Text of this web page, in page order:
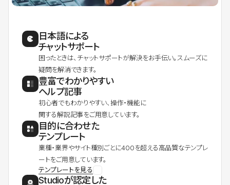
日本語による
チャットサポート
困ったときは、チャットサポートが解決をお手伝い。スムーズに
疑問を解消できます。
豊富でわかりやすい
ヘルプ記事
初心者でもわかりやすい、操作・機能に
関する解説記事をご用意しています。
目的に合わせた
テンプレート
業種・業界やサイト種別ごとに400を超える高品質なテンプレ
ートをご用意しています。
テンプレートを見る
Studioが認定した